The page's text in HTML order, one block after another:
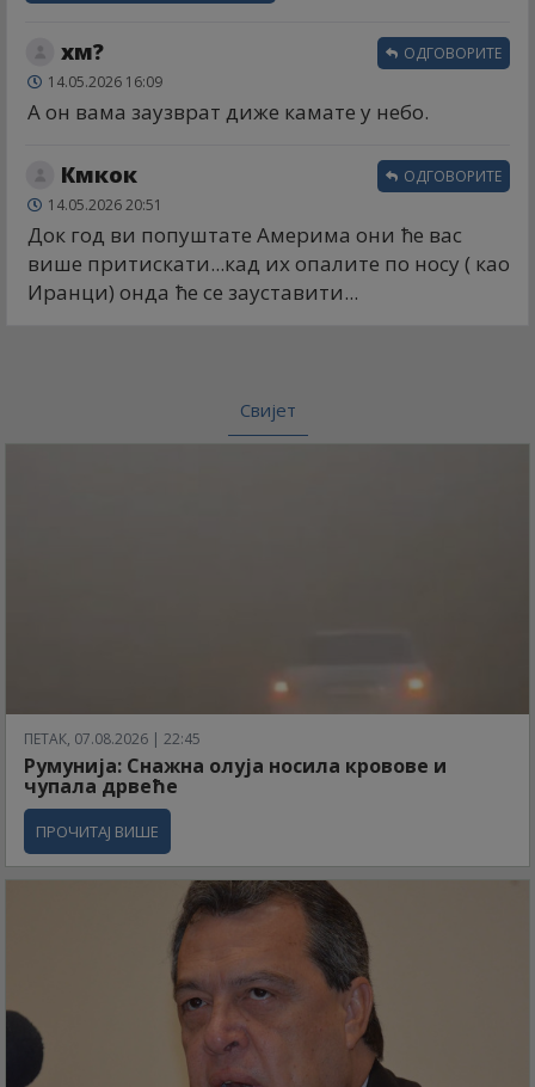
хм?
14.05.2026 16:09
А он вама заузврат диже камате у небо.
ОДГОВОРИТЕ
Кмкок
14.05.2026 20:51
Док год ви попуштате Америма они ће вас
више притискати...кад их опалите по носу ( као
Иранци) онда ће се зауставити...
ОДГОВОРИТЕ
Свијет
ПЕТАК, 07.08.2026 | 22:45
Румунија: Снажна олуја носила кровове и
чупала дрвеће
ПРОЧИТАЈ ВИШЕ